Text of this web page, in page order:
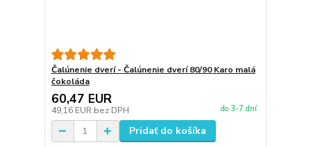
Čalúnenie dverí - Čalúnenie dverí 80/90 Karo malá
čokoláda
60,47 EUR
49,16 EUR bez DPH do 3-7 dní
Pridať do košíka